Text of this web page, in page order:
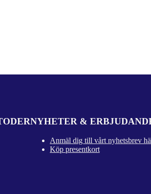
NYHETER &
Anmäl dig till vårt nyhetsbrev
Köp presentkort